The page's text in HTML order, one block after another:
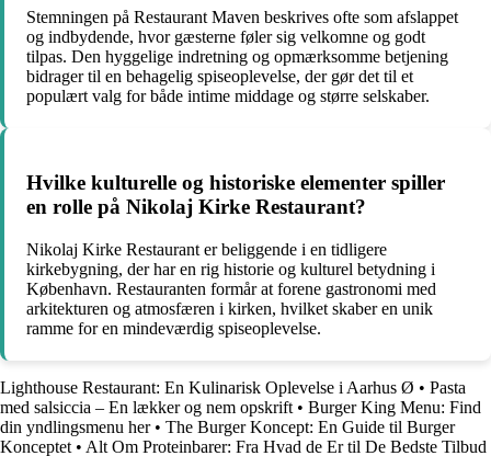
Stemningen på Restaurant Maven beskrives ofte som afslappet
og indbydende, hvor gæsterne føler sig velkomne og godt
tilpas. Den hyggelige indretning og opmærksomme betjening
bidrager til en behagelig spiseoplevelse, der gør det til et
populært valg for både intime middage og større selskaber.
Hvilke kulturelle og historiske elementer spiller
en rolle på Nikolaj Kirke Restaurant?
Nikolaj Kirke Restaurant er beliggende i en tidligere
kirkebygning, der har en rig historie og kulturel betydning i
København. Restauranten formår at forene gastronomi med
arkitekturen og atmosfæren i kirken, hvilket skaber en unik
ramme for en mindeværdig spiseoplevelse.
Lighthouse Restaurant: En Kulinarisk Oplevelse i Aarhus Ø • Pasta
med salsiccia – En lækker og nem opskrift • Burger King Menu: Find
din yndlingsmenu her• The Burger Koncept: En Guide til Burger
Konceptet • Alt Om Proteinbarer: Fra Hvad de Er til De Bedste Tilbud